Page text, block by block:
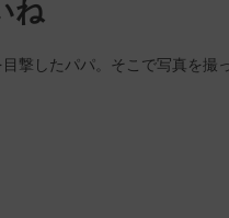
ね
撃したパパ。そこで写真を撮